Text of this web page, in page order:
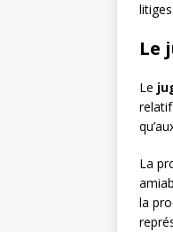
Le
Le
La
la